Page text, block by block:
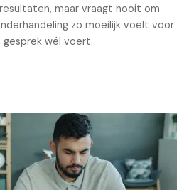
maar vraagt nooit om
zo moeilijk voelt voor
wél voert.